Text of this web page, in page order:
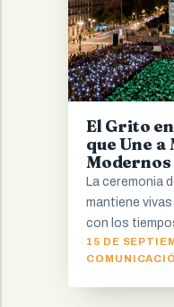
El Grito
que Une a
Modernos
La ceremonia
mantiene
con los
15 DE